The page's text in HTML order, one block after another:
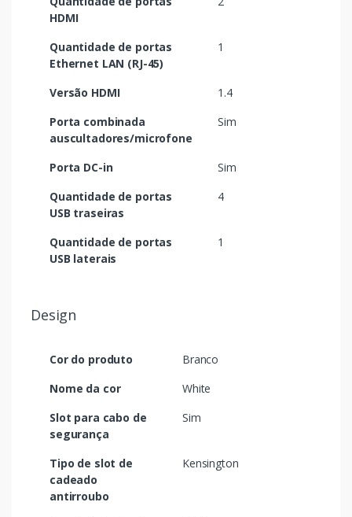
HDMI
Quantidade de portas
Ethernet LAN (RJ-45)
1
Versão HDMI
1.4
Porta combinada
auscultadores/microfone
Sim
Porta DC-in
Sim
Quantidade de portas
USB traseiras
4
Quantidade de portas
USB laterais
1
Design
Cor do produto
Branco
Nome da cor
White
Slot para cabo de
segurança
Sim
Tipo de slot de
cadeado
antirroubo
Kensington